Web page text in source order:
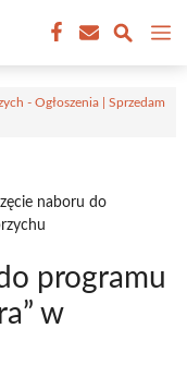
- Ogłoszenia | Sprzedam
naboru do
programu
w